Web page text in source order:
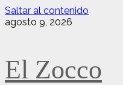
Saltar al contenido
agosto 9, 2026
El Zocco